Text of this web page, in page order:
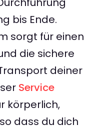
bis Ende.
sorgt für einen
die sichere
deiner
Service
körperlich,
dass du dich